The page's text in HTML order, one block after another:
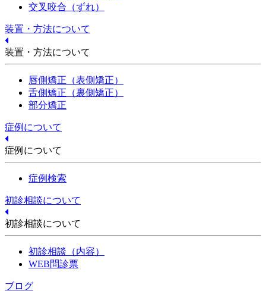
交叉咬合（ずれ）
装置・方法について
装置・方法について
唇側矯正（表側矯正）
舌側矯正（裏側矯正）
部分矯正
症例について
症例について
症例検索
初診相談について
初診相談について
初診相談（内容）
WEB問診票
ブログ